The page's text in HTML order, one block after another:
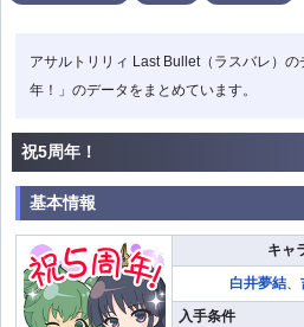
アサルトリリィ Last Bullet（ラスバレ）
年！」のデータをまとめています。
祝5周年！
基本情報
キャ
白井夢結、
入手条件